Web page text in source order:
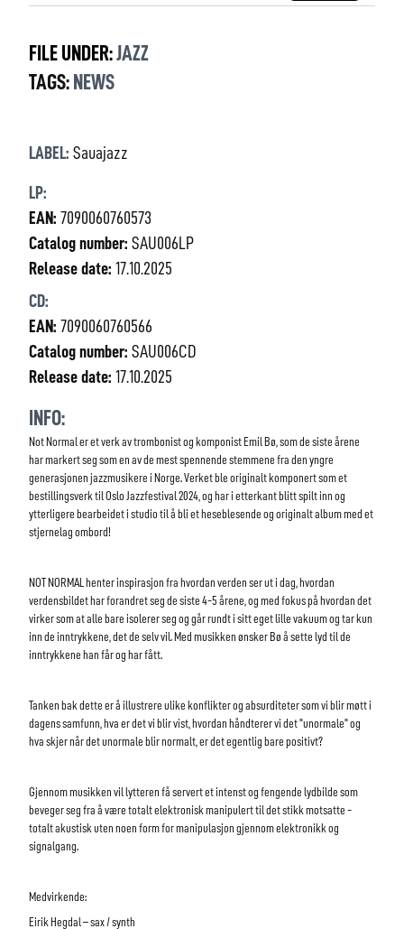
FILE UNDER:JAZZ
TAGS: NEWS
LABEL: Sauajazz
LP:
EAN: 7090060760573
Catalog number: SAU006LP
Release date: 17.10.2025
CD:
EAN: 7090060760566
Catalog number: SAU006CD
Release date: 17.10.2025
INFO:
Not Normal er et verk av trombonist og komponist Emil Bø, som de siste årene
har markert seg som en av de mest spennende stemmene fra den yngre
generasjonen jazzmusikere i Norge. Verket ble originalt komponert som et
bestillingsverk til Oslo Jazzfestival 2024, og har i etterkant blitt spilt inn og
ytterligere bearbeidet i studio til å bli et heseblesende og originalt album med et
stjernelag ombord!
NOT NORMAL henter inspirasjon fra hvordan verden ser ut i dag, hvordan
verdensbildet har forandret seg de siste 4-5 årene, og med fokus på hvordan det
virker som at alle bare isolerer seg og går rundt i sitt eget lille vakuum og tar kun
inn de inntrykkene, det de selv vil. Med musikken ønsker Bø å sette lyd til de
inntrykkene han får og har fått.
Tanken bak dette er å illustrere ulike konflikter og absurditeter som vi blir møtt i
dagens samfunn, hva er det vi blir vist, hvordan håndterer vi det "unormale" og
hva skjer når det unormale blir normalt, er det egentlig bare positivt?
Gjennom musikken vil lytteren få servert et intenst og fengende lydbilde som
beveger seg fra å være totalt elektronisk manipulert til det stikk motsatte -
totalt akustisk uten noen form for manipulasjon gjennom elektronikk og
signalgang.
Medvirkende:
Eirik Hegdal – sax / synth